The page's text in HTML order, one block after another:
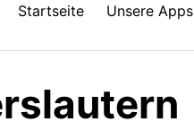
Startseite Unsere Apps